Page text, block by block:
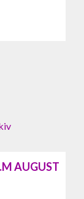
AUGUST